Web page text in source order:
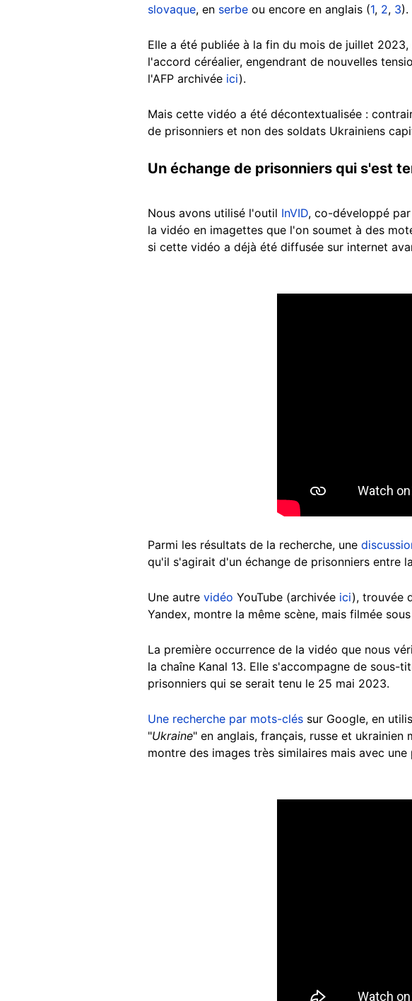
slovaque, en serbe ou encore en anglais (1, 2, 3).
Elle a été publiée à la fin du mois de juillet
l'accord céréalier, engendrant de nouvelles
l'AFP archivée ici).
Mais cette vidéo a été décontextualisée :
de prisonniers et non des soldats Ukrainiens
Un échange de prisonniers qui s'est
Nous avons utilisé l'outil InVID, co-développé
la vidéo en imagettes que l'on soumet à des
si cette vidéo a déjà été diffusée sur internet
Parmi les résultats de la recherche, une
qu'il s'agirait d'un échange de prisonniers entre
Une autre vidéo YouTube (archivée ici), trouvée
Yandex, montre la même scène, mais filmée
La première occurrence de la vidéo que nous
la chaîne Kanal 13. Elle s'accompagne de sous-
prisonniers qui se serait tenu le 25 mai 2023.
Une recherche par mots-clés sur Google, en
"Ukraine" en anglais, français, russe et ukrainien
montre des images très similaires mais avec